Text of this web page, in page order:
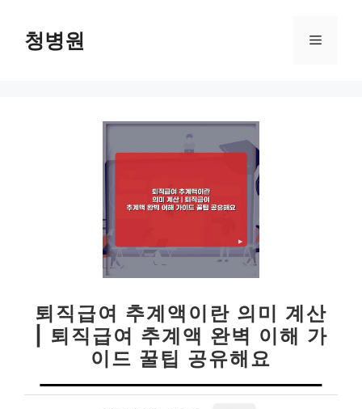
청병원 메
퇴직급여 추계액이란 의미 계산
| 퇴직급여 추계액 완벽 이해 가
이드 꿀팁 공유해요